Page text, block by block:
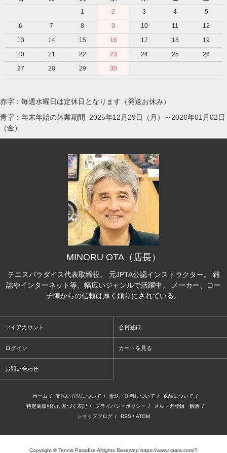
1
2 3 4
5
6
7 8 9 10 11
12
13
14 15 16 17 18
19
20
21 22 23 24 25
26
27
28 29 30
赤字：毎週水曜日は定休日となります（発送お休み）
青字：年末年始の休業期間 2025年12月29日（月）～2026年01月02日
（金）
MINORU OTA（店長）
テニスパラダイス代表取締役。 元JPTA公認インストラクター。 雑
誌やインターネット等、幅広いジャンルで活躍中。 メーカー、コー
チ陣からの信頼は厚く頼りにされている。
マイアカウント 会員登録
ログイン カートを見る
お問い合わせ
ホーム / 支払い方法について / 配送・送料について / 返品について /
特定商取引法に基づく表記 / プライバシーポリシー / メルマガ登録・解除 /
ショップブログ / RSS / ATOM
Copyright © Tennis Paradise Allrights Reserved https://www.t-para.com/?